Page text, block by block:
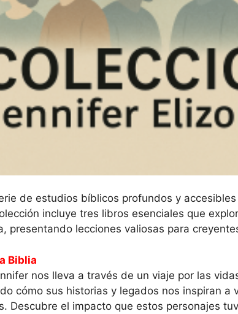
de estudios bíblicos profundos y
incluye tres libros esenciales que
presentando lecciones valiosas para
Biblia
nos lleva a través de un viaje por las
cómo sus historias y legados nos inspiran a
Descubre el impacto que estos personajes